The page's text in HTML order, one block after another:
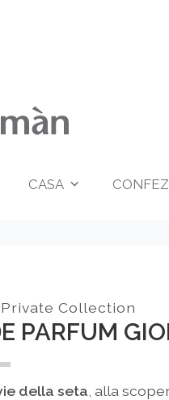
CASA
Collection
PARFUM
della seta , alla